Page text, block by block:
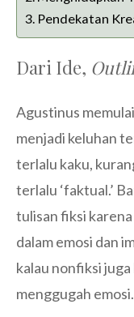
Pendekatan
Dari Ide,
Agustinus
menjadi keluhan
terlalu kaku,
terlalu ‘faktual.’
tulisan fiksi
dalam emosi dan
kalau nonfiksi
menggugah emosi.